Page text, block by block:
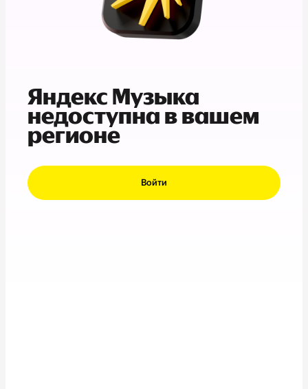
Яндекс Музыка
недоступна в вашем
регионе
Войти